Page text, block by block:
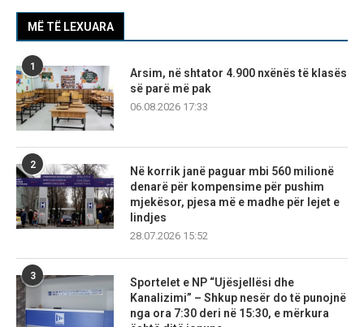
MË TË LEXUARA
1
Arsim, në shtator 4.900 nxënës të klasës
së parë më pak
06.08.2026 17:33
2
Në korrik janë paguar mbi 560 milionë
denarë për kompensime për pushim
mjekësor, pjesa më e madhe për lejet e
lindjes
28.07.2026 15:52
3
Sportelet e NP “Ujësjellësi dhe
Kanalizimi” – Shkup nesër do të punojnë
nga ora 7:30 deri në 15:30, e mërkura